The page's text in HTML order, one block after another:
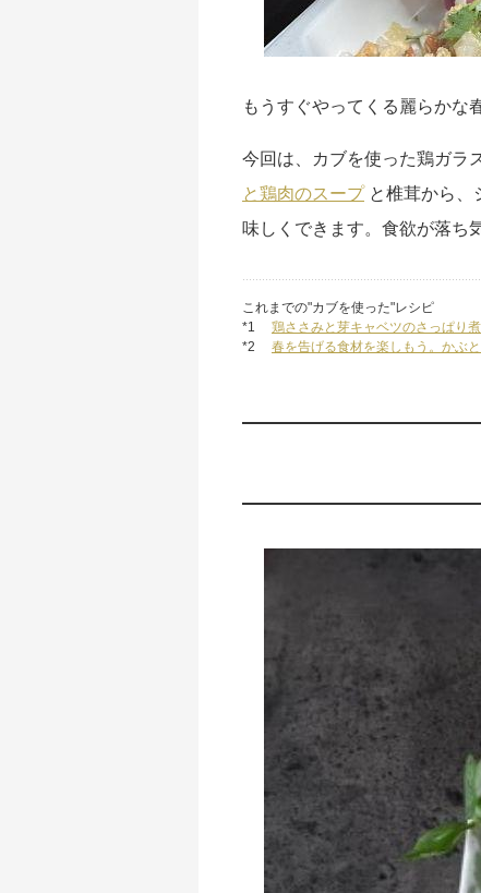
もうすぐやってくる麗らかな
今回は、カブを使った鶏ガラ
と鶏肉のスープと椎茸から、
味しくできます。食欲が落ち
これまでの"カブを使った"レシピ
*1 鶏ささみと芽キャベツのさっぱり
*2 春を告げる食材を楽しもう。かぶ